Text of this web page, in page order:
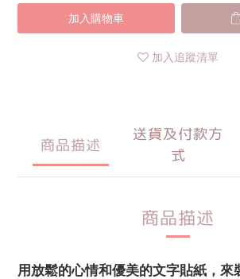
加入購物車
加入追蹤清單
商品描述
送貨及付款方
式
商品描述
用放鬆的心情和優美的文字貼紙，來